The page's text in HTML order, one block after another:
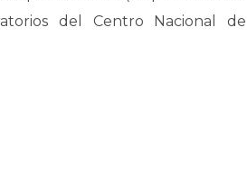
del Centro Nacional de